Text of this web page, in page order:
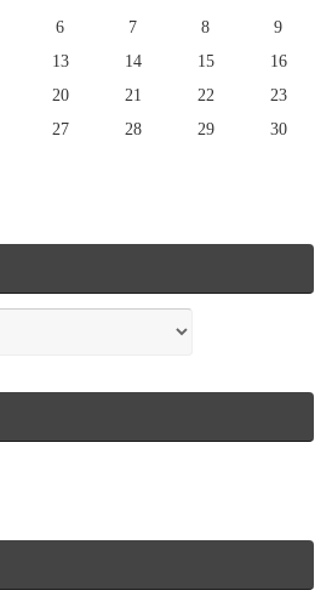
6 7 8
9
13 14 15
16
20 21 22
23
27 28 29
30